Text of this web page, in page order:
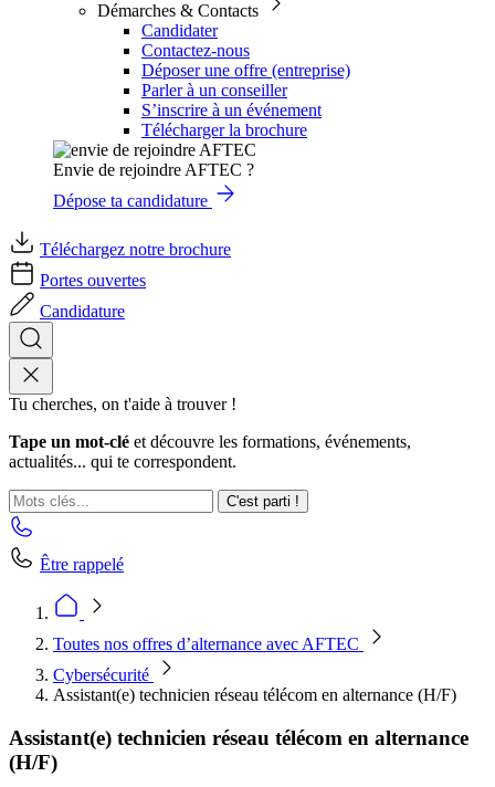
Démarches & Contacts
Candidater
Contactez-nous
Déposer une offre (entreprise)
Parler à un conseiller
S’inscrire à un événement
Télécharger la brochure
Envie de rejoindre AFTEC ?
Dépose ta candidature
Téléchargez notre brochure
Portes ouvertes
Candidature
Tu cherches, on t'aide à trouver !
Tape un mot-clé et découvre les formations, événements,
actualités... qui te correspondent.
C'est parti !
Être rappelé
Toutes nos offres d’alternance avec AFTEC
Cybersécurité
Assistant(e) technicien réseau télécom en alternance (H/F)
Assistant(e) technicien réseau télécom en alternance
(H/F)